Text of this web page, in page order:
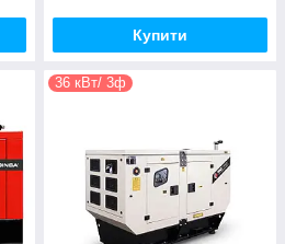
Купити
36 кВт/ 3ф